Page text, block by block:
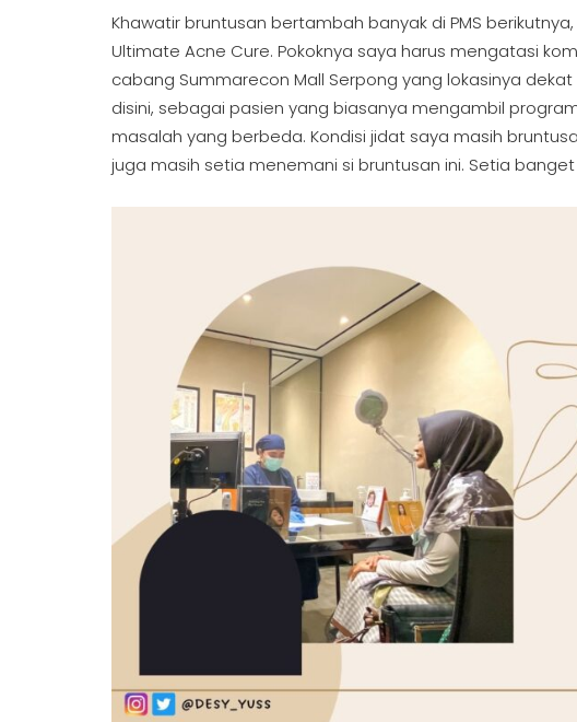
Khawatir bruntusan bertambah banyak di PMS
Ultimate Acne Cure. Pokoknya saya harus mengatasi
cabang Summarecon Mall Serpong yang lokasinya
disini, sebagai pasien yang biasanya mengambil
masalah yang berbeda. Kondisi jidat saya masih
juga masih setia menemani si bruntusan ini. Setia